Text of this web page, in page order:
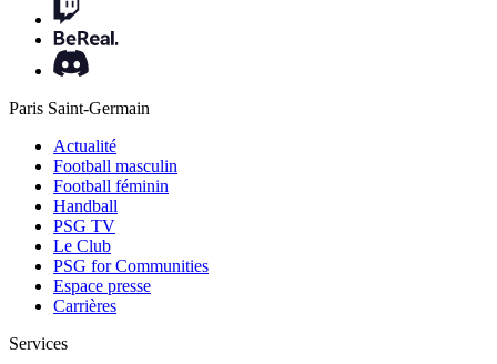
Paris Saint-Germain
Actualité
Football masculin
Football féminin
Handball
PSG TV
Le Club
PSG for Communities
Espace presse
Carrières
Services